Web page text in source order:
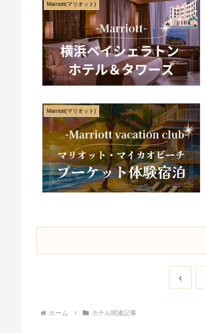
Marriott(マリオット)
Marriott(マリオット)
前
ホーム ホテル関連記事